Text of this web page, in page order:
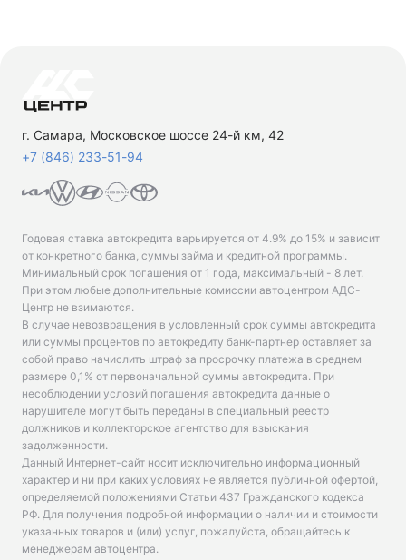
г. Самара, Московское шоссе 24-й км, 42
+7 (846) 233-51-94
Годовая ставка автокредита варьируется от 4.9% до 15% и зависит
от конкретного банка, суммы займа и кредитной программы.
Минимальный срок погашения от 1 года, максимальный - 8 лет.
При этом любые дополнительные комиссии автоцентром АДС-
Центр не взимаются.
В случае невозвращения в условленный срок суммы автокредита
или суммы процентов по автокредиту банк-партнер оставляет за
собой право начислить штраф за просрочку платежа в среднем
размере 0,1% от первоначальной суммы автокредита. При
несоблюдении условий погашения автокредита данные о
нарушителе могут быть переданы в специальный реестр
должников и коллекторское агентство для взыскания
задолженности.
Данный Интернет-сайт носит исключительно информационный
характер и ни при каких условиях не является публичной офертой,
определяемой положениями Статьи 437 Гражданского кодекса
РФ. Для получения подробной информации о наличии и стоимости
указанных товаров и (или) услуг, пожалуйста, обращайтесь к
менеджерам автоцентра.